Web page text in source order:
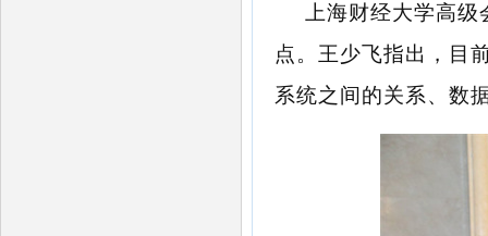
上海财经大学高
点。王少飞指出，目
系统之间的关系、数